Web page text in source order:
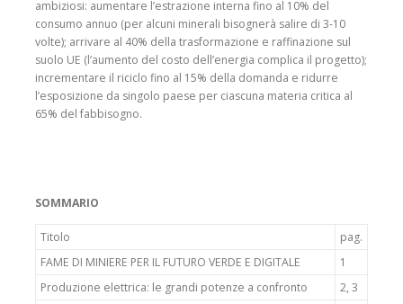
ambiziosi: aumentare l’estrazione interna fino al 10% del
consumo annuo (per alcuni minerali bisognerà salire di 3-10
volte); arrivare al 40% della trasformazione e raffinazione sul
suolo UE (l’aumento del costo dell’energia complica il progetto);
incrementare il riciclo fino al 15% della domanda e ridurre
l’esposizione da singolo paese per ciascuna materia critica al
65% del fabbisogno.
SOMMARIO
Titolo
pag.
FAME DI MINIERE PER IL FUTURO VERDE E DIGITALE
1
Produzione elettrica: le grandi potenze a confronto
2, 3